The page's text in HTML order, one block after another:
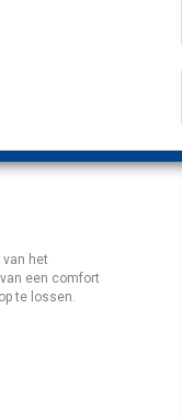
het
een comfort
te lossen.